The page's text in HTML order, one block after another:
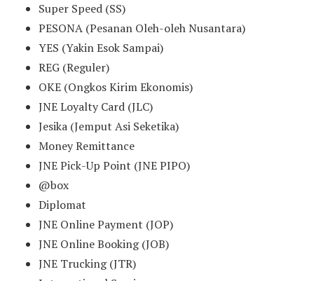
Super Speed (SS)
PESONA (Pesanan Oleh-oleh Nusantara)
YES (Yakin Esok Sampai)
REG (Reguler)
OKE (Ongkos Kirim Ekonomis)
JNE Loyalty Card (JLC)
Jesika (Jemput Asi Seketika)
Money Remittance
JNE Pick-Up Point (JNE PIPO)
@box
Diplomat
JNE Online Payment (JOP)
JNE Online Booking (JOB)
JNE Trucking (JTR)